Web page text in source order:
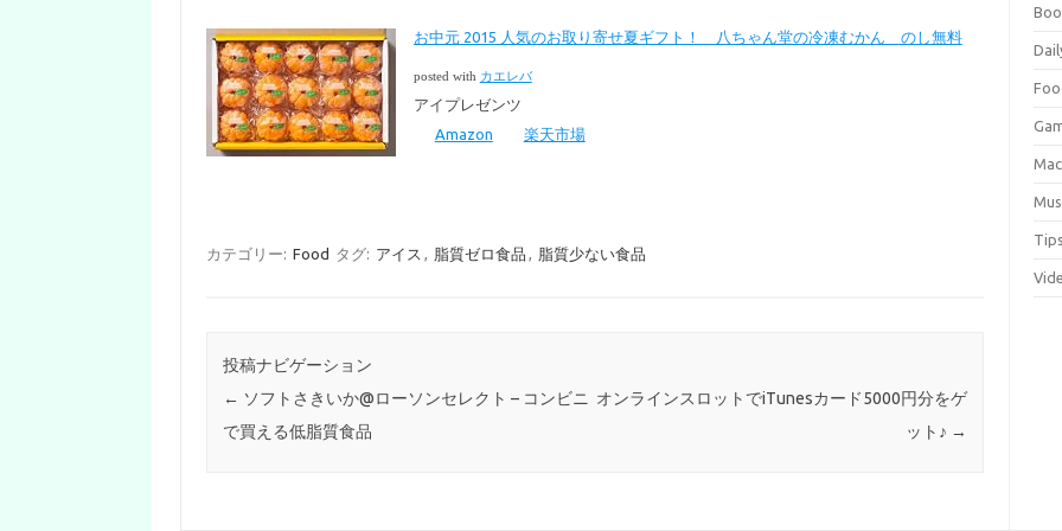
お中元 2015 人気のお取り寄せ夏ギフト！ 八ちゃん堂の冷凍むかん のし無料
posted with カエレバ
アイプレゼンツ
Amazon
楽天市場
カテゴリー: Food タグ: アイス , 脂質ゼロ食品 , 脂質少ない食品
投稿ナビゲーション
← ソフトさきいか@ローソンセレクト – コンビニ
で買える低脂質食品
オンラインスロットでiTunesカード5000円分をゲ
ット♪ →
Mac
Tips